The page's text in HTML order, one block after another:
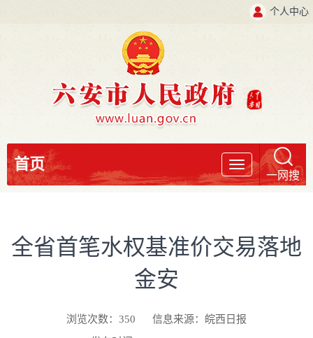
个人中心
导
航
首页
一网搜
全省首笔水权基准价交易落地
金安
浏览次数： 350
信息来源：皖西日报